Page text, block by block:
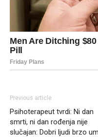
Previous article
Psihoterapeut tvrdi: Ni dan
smrti, ni dan rođenja nije
slučajan: Dobri ljudi brzo